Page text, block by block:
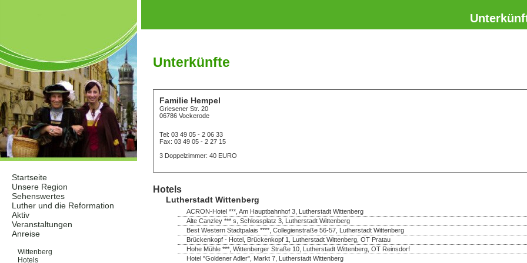
Startseite
Unsere Region
Sehenswertes
Luther und die Reformation
Aktiv
Veranstaltungen
Anreise
Wittenberg
Hotels
Unterkünfte
Familie Hempel
Griesener Str. 20
06786 Vockerode
Tel: 03 49 05 - 2 06 33
Fax: 03 49 05 - 2 27 15
3 Doppelzimmer: 40 EURO
Hotels
Lutherstadt Wittenberg
ACRON-Hotel ***, Am Hauptbahnhof 3, Lutherstadt Wittenberg
Alte Canzley *** s, Schlossplatz 3, Lutherstadt Wittenberg
Best Western Stadtpalais ****, Collegienstraße 56-57, Lutherstadt Wittenberg
Brückenkopf - Hotel, Brückenkopf 1, Lutherstadt Wittenberg, OT Pratau
Hohe Mühle ***, Wittenberger Straße 10, Lutherstadt Wittenberg, OT Reinsdorf
Hotel "Goldener Adler", Markt 7, Lutherstadt Wittenberg